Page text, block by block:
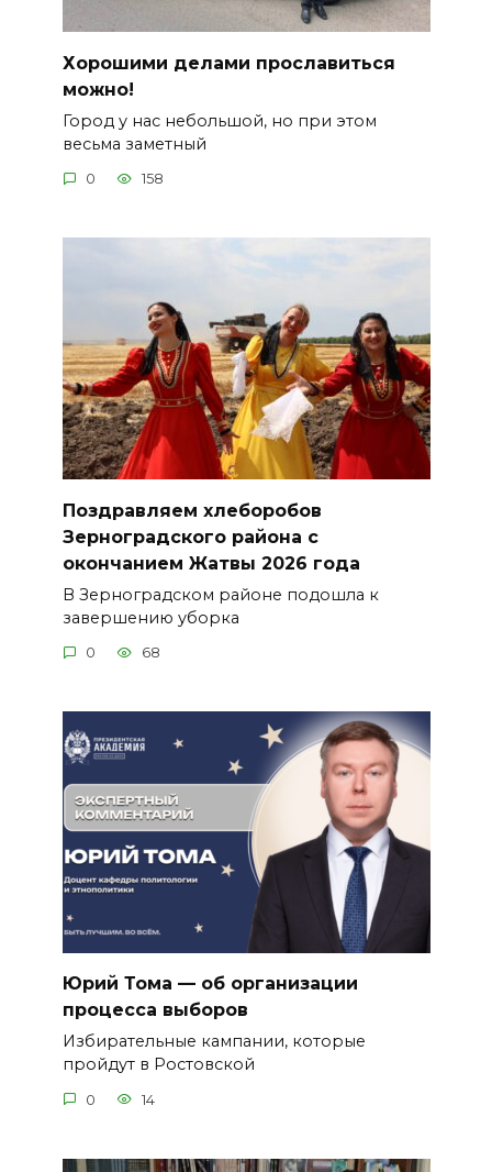
Хорошими делами прославиться
можно!
Город у нас небольшой, но при этом
весьма заметный
0 158
Поздравляем хлеборобов
Зерноградского района с
окончанием Жатвы 2026 года
В Зерноградском районе подошла к
завершению уборка
0 68
Юрий Тома — об организации
процесса выборов
Избирательные кампании, которые
пройдут в Ростовской
0 14